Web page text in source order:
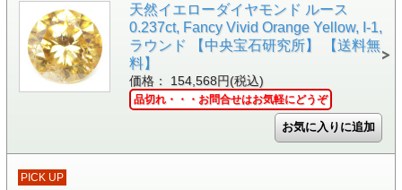
天然イエローダイヤモンド ルース
0.237ct, Fancy Vivid Orange Yellow, I-1,
ラウンド 【中央宝石研究所】 【送料無
料】
価格： 154,568円(税込)
品切れ・・・お問合せはお気軽にどうぞ
PICK UP